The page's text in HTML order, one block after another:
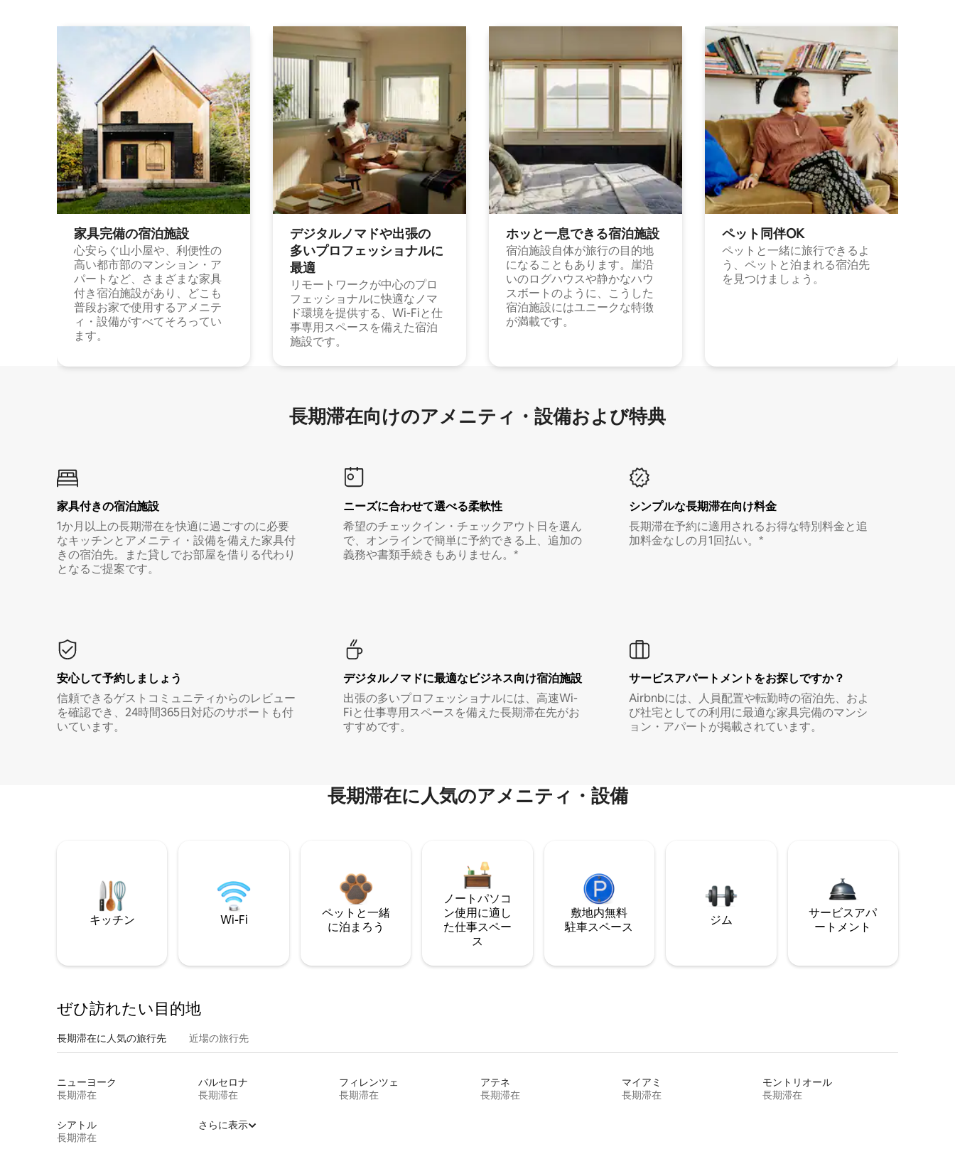
家具完備の宿⁠泊⁠施⁠設
心安らぐ山小屋や、利便性の
高い都市部のマンション・ア
パートなど、さまざまな家具
付き宿泊施設があり、どこも
普段お家で使用するアメニテ
ィ・設備がすべてそろってい
ます。
デジタルノマドや出⁠張⁠の
多⁠いプ⁠ロ⁠フ⁠ェ⁠ッ⁠シ⁠ョ⁠ナ⁠ル⁠に
最⁠適
リモートワークが中心のプロ
フェッショナルに快適なノマ
ド環境を提供する、Wi-Fiと仕
事専用スペースを備えた宿泊
施設です。
ホッと一⁠息⁠で⁠き⁠る宿⁠泊施⁠設
宿泊施設自体が旅行の目的地
になることもあります。崖沿
いのログハウスや静かなハウ
スボートのように、こうした
宿泊施設にはユニークな特徴
が満載です。
ペット同⁠伴OK
ペットと一緒に旅行できるよ
う、ペットと泊まれる宿泊先
を見つけましょう。
長期滞在向け⁠のア⁠メ⁠ニ⁠テ⁠ィ⁠・設⁠備⁠および特⁠典
家具付き⁠の宿⁠泊⁠施⁠設
1か月以上の長期滞在を快適に過ごすのに必要
なキッチンとアメニティ・設備を備えた家具付
きの宿泊先。また貸しでお部屋を借りる代わり
となるご提案です。
ニーズに合わせて選べる柔軟性
希望のチェックイン・チェックアウト日を選ん
で、オンラインで簡単に予約できる上、追加の
義務や書類手続きもありません。*
シンプルな長期滞在向け料金
長期滞在予約に適用されるお得な特別料金と追
加料金なしの月1回払い。*
安心して予約しましょう
信頼できるゲストコミュニティからのレビュー
を確認でき、24時間365日対応のサポートも付
いています。
デジタルノマド⁠に最⁠適⁠なビ⁠ジ⁠ネ⁠ス⁠向⁠け宿⁠泊⁠施⁠設
出張の多いプロフェッショナルには、高速Wi-
Fiと仕事専用スペースを備えた長期滞在先がお
すすめです。
サービスアパートメントをお探しですか？
Airbnbには、人員配置や転勤時の宿泊先、およ
び社宅としての利用に最適な家具完備のマンシ
ョン・アパートが掲載されています。
長期滞在に人気のアメニティ・設備
キッチン Wi-Fi
ペットと一緒
に泊まろう
ノートパソコ
ン使用に適し
た仕事スペー
ス
敷地内無料
駐⁠車ス⁠ペ⁠ー⁠ス
ジム
サービスアパ
ートメント
ぜひ訪⁠れ⁠た⁠い目⁠的⁠地
長期滞在に人気の旅行先 近場の旅行先
ニューヨーク
長期滞在
バルセロナ
長期滞在
フィレンツェ
長期滞在
アテネ
長期滞在
マイアミ
長期滞在
モントリオール
長期滞在
シアトル
長期滞在
さらに表示